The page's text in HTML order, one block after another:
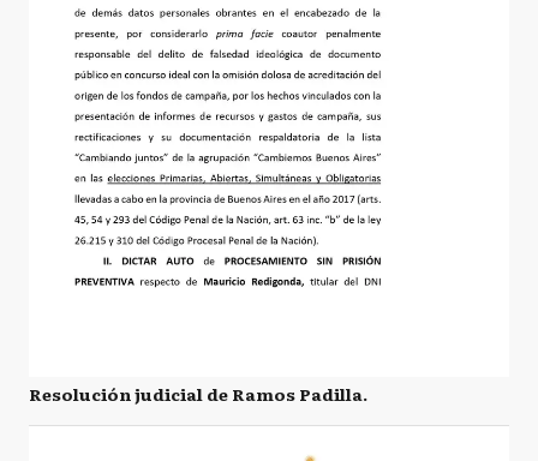
Resolución judicial de Ramos Padilla.